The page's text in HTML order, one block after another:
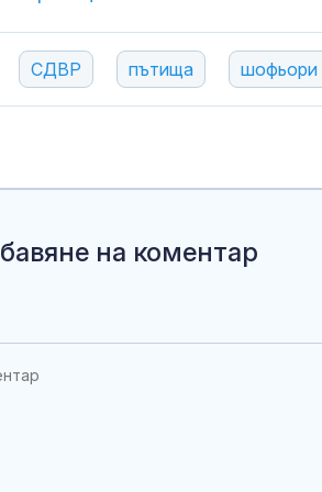
СДВР пътища шофьори
на коментар